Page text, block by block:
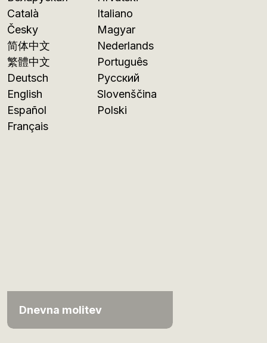
Català
Česky
简体中文
繁體中文
Deutsch
English
Español
Français
Italiano
Magyar
Nederlands
Português
Русский
Slovenščina
Polski
Dnevna molitev